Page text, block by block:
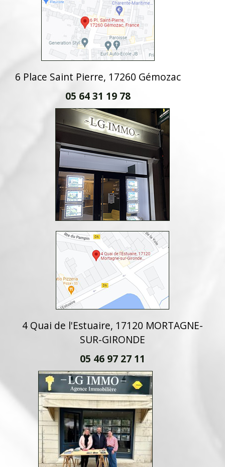
6 Place Saint Pierre, 17260 Gémozac
05 64 31 19 78
4 Quai de l'Estuaire, 17120 MORTAGNE-
SUR-GIRONDE
05 46 97 27 11